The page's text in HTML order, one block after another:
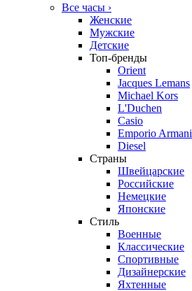
Все часы ›
Женские
Мужские
Детские
Топ-бренды
Orient
Jacques Lemans
Michael Kors
L'Duchen
Casio
Emporio Armani
Diesel
Страны
Швейцарские
Российские
Немецкие
Японские
Стиль
Военные
Классические
Спортивные
Дизайнерские
Яхтенные